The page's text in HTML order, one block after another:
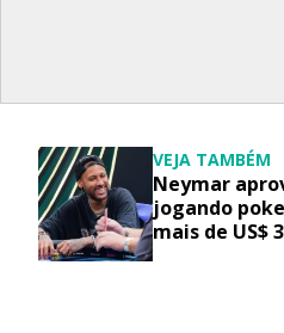
VEJA TAMBÉM
Neymar
jogando
mais de US$